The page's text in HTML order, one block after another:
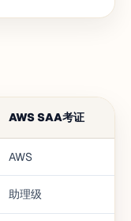
AWS SAA考证
AWS
助理级